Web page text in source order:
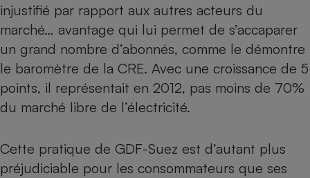
injustifié par rapport aux autres acteurs du
marché… avantage qui lui permet de s’accaparer
un grand nombre d’abonnés, comme le démontre
le baromètre de la CRE. Avec une croissance de 5
points, il représentait en 2012, pas moins de 70%
du marché libre de l’électricité.
Cette pratique de GDF-Suez est d’autant plus
préjudiciable pour les consommateurs que ses
Antivirus
Climatiseur -
Ventilateur